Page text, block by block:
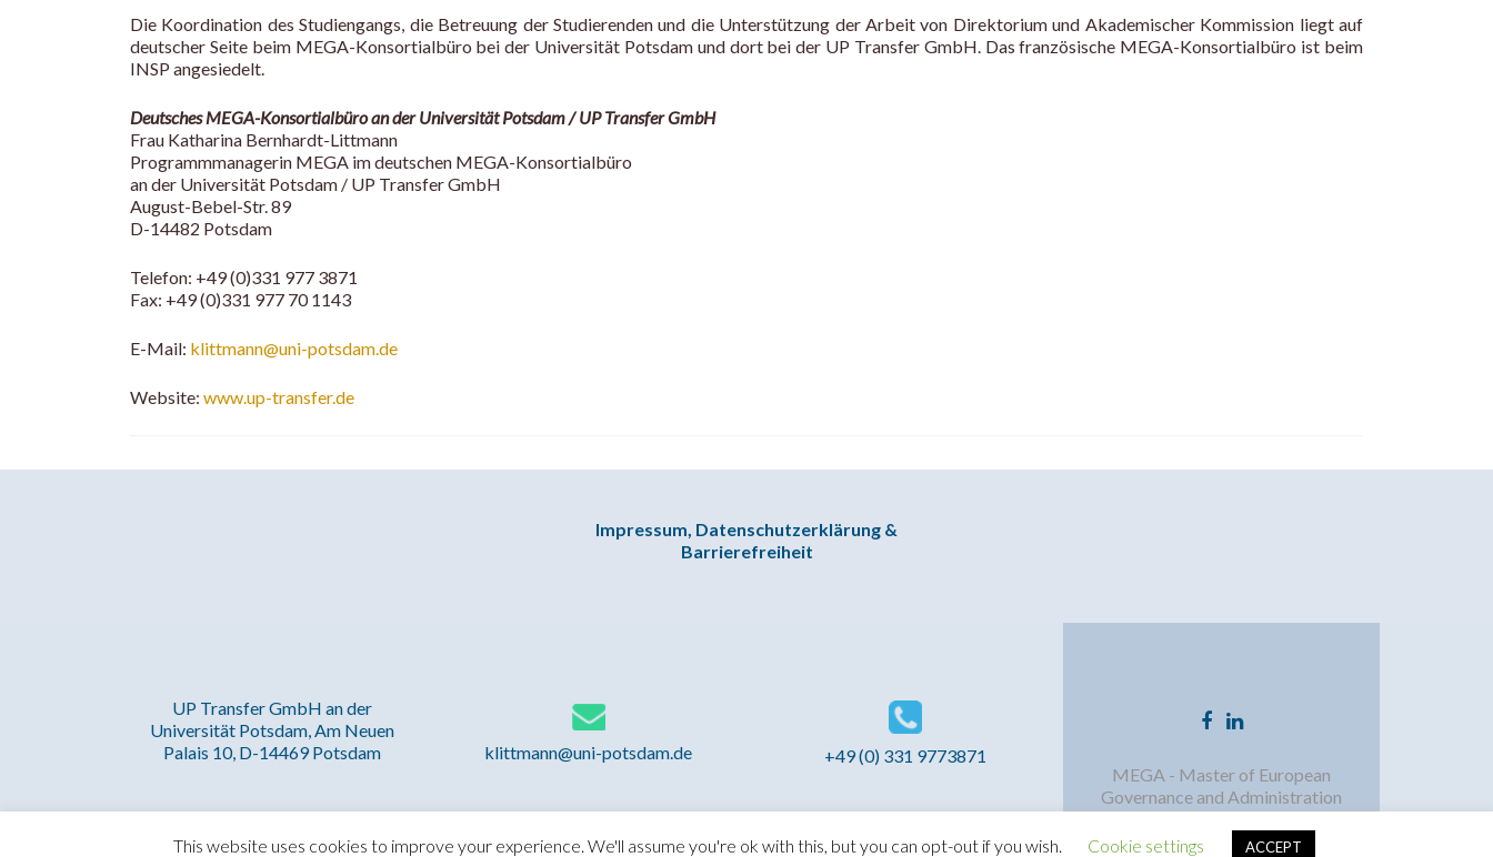
Die Koordination des Studiengangs, die Betreuung der Studierenden und die Unterstützung der Arbeit von Direktorium und Akademischer Kommission liegt auf
deutscher Seite beim MEGA-Konsortialbüro bei der Universität Potsdam und dort bei der UP Transfer GmbH. Das französische MEGA-Konsortialbüro ist beim
INSP angesiedelt.
Deutsches MEGA-Konsortialbüro an der Universität Potsdam / UP Transfer GmbH
Frau Katharina Bernhardt-Littmann
Programmmanagerin MEGA im deutschen MEGA-Konsortialbüro
an der Universität Potsdam / UP Transfer GmbH
August-Bebel-Str. 89
D-14482 Potsdam
Telefon: +49 (0)331 977 3871
Fax: +49 (0)331 977 70 1143
E-Mail: klittmann@uni-potsdam.de
Website: www.up-transfer.de
Impressum, Datenschutzerklärung &
Barrierefreiheit
UP Transfer GmbH an der
Universität Potsdam, Am Neuen
Palais 10, D-14469 Potsdam
klittmann@uni-potsdam.de +49 (0) 331 9773871
Facebook-
LinkedIn-
MEGA - Master of European
Governance and Administration
This website uses cookies to improve your experience. We'll assume you're ok with this, but you can opt-out if you wish. Cookie settings ACCEPT